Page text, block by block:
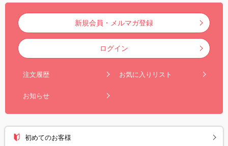
新規会員・メルマガ登録
ログイン
注文履歴 お気に入りリスト
お知らせ
初めてのお客様